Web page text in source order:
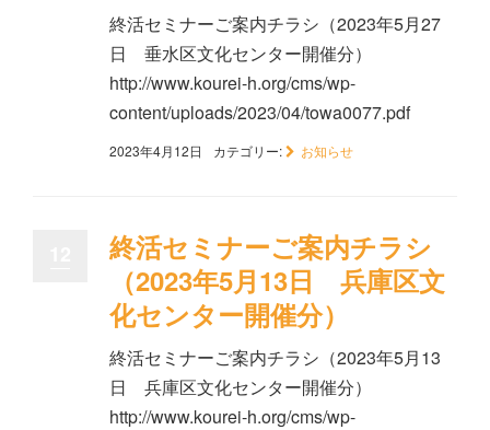
終活セミナーご案内チラシ（2023年5月27
日 垂水区文化センター開催分）
http://www.kourei-h.org/cms/wp-
content/uploads/2023/04/towa0077.pdf
2023年4月12日 カテゴリー: お知らせ
終活セミナーご案内チラシ
（2023年5月13日 兵庫区文
化センター開催分）
終活セミナーご案内チラシ（2023年5月13
日 兵庫区文化センター開催分）
http://www.kourei-h.org/cms/wp-